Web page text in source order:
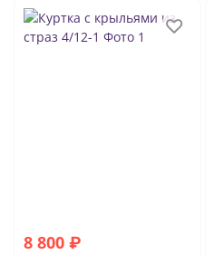
8 800 ₽